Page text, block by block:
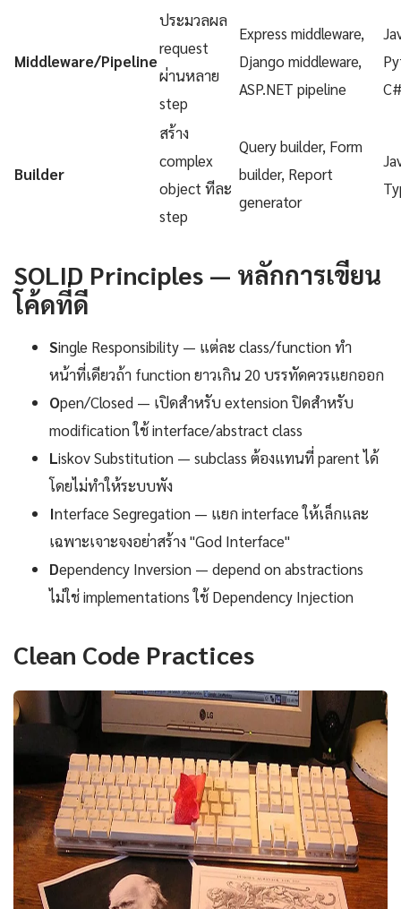
Middleware/Pipeline
ประมวลผล
request
ผ่านหลาย
step
Express middleware,
Django middleware,
ASP.NET pipeline
Builder
สร้าง
complex
object ทีละ
step
Query builder, Form
builder, Report
generator
SOLID Principles — หลักการเขียน
โค้ดที่ดี
Single Responsibility — แต่ละ class/function ทำ
หน้าที่เดียวถ้า function ยาวเกิน 20 บรรทัดควรแยกออก
Open/Closed — เปิดสำหรับ extension ปิดสำหรับ
modification ใช้ interface/abstract class
Liskov Substitution — subclass ต้องแทนที่ parent ได้
โดยไม่ทำให้ระบบพัง
Interface Segregation — แยก interface ให้เล็กและ
เฉพาะเจาะจงอย่าสร้าง "God Interface"
Dependency Inversion — depend on abstractions
ไม่ใช่ implementations ใช้ Dependency Injection
Clean Code Practices